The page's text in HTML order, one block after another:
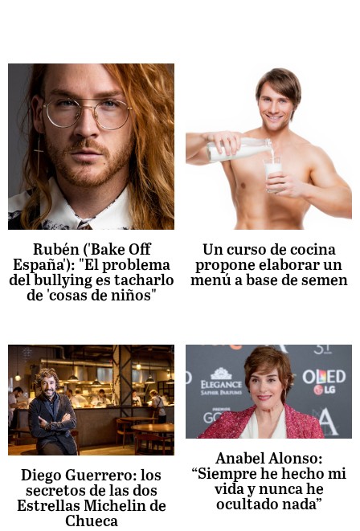
Rubén ('Bake Off
España'): "El problema
del bullying es tacharlo
de 'cosas de niños"
Un curso de cocina
propone elaborar un
menú a base de semen
Diego Guerrero: los
secretos de las dos
Estrellas Michelin de
Chueca
Anabel Alonso:
“Siempre he hecho mi
vida y nunca he
ocultado nada”